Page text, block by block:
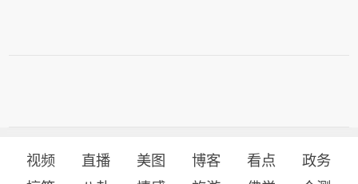
视频 直播 美图 博客 看点
政务